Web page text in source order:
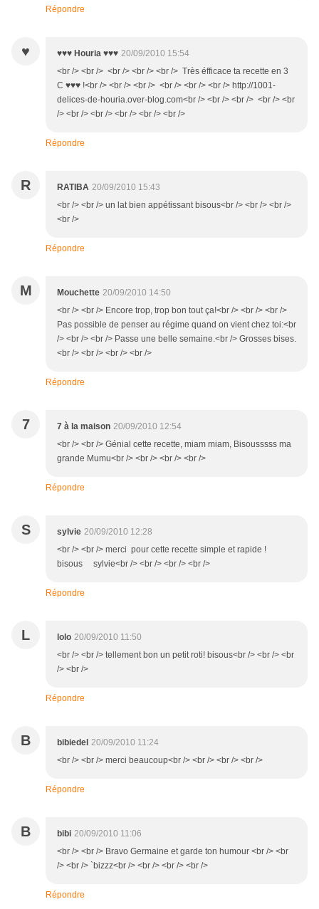
Répondre
♥ ♥♥♥ Houria ♥♥♥ 20/09/2010 15:54
<br /> <br /> <br /> <br /> <br /> Très éfficace ta recette en 3
C ♥♥♥ !<br /> <br /> <br /> <br /> <br /> <br /> http://1001-
delices-de-houria.over-blog.com<br /> <br /> <br /> <br /> <br
/> <br /> <br /> <br /> <br /> <br />
Répondre
R RATIBA 20/09/2010 15:43
<br /> <br /> un lat bien appétissant bisous<br /> <br /> <br />
<br />
Répondre
M Mouchette 20/09/2010 14:50
<br /> <br /> Encore trop, trop bon tout ça!<br /> <br /> <br />
Pas possible de penser au régime quand on vient chez toi:<br
/> <br /> <br /> Passe une belle semaine.<br /> Grosses bises.
<br /> <br /> <br /> <br />
Répondre
7 7 à la maison 20/09/2010 12:54
<br /> <br /> Génial cette recette, miam miam, Bisousssss ma
grande Mumu<br /> <br /> <br /> <br />
Répondre
S sylvie 20/09/2010 12:28
<br /> <br /> merci pour cette recette simple et rapide !
bisous sylvie<br /> <br /> <br /> <br />
Répondre
L lolo 20/09/2010 11:50
<br /> <br /> tellement bon un petit roti! bisous<br /> <br /> <br
/> <br />
Répondre
B bibiedel 20/09/2010 11:24
<br /> <br /> merci beaucoup<br /> <br /> <br /> <br />
Répondre
B bibi 20/09/2010 11:06
<br /> <br /> Bravo Germaine et garde ton humour <br /> <br
/> <br /> `bizzz<br /> <br /> <br /> <br />
Répondre